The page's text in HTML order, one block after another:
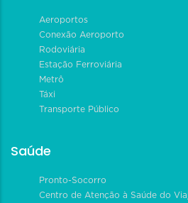
Aeroportos
Conexão Aeroporto
Rodoviária
Estação Ferroviária
Metrô
Táxi
Transporte Público
Saúde
Pronto-Socorro
Centro de Atenção à Saúde do